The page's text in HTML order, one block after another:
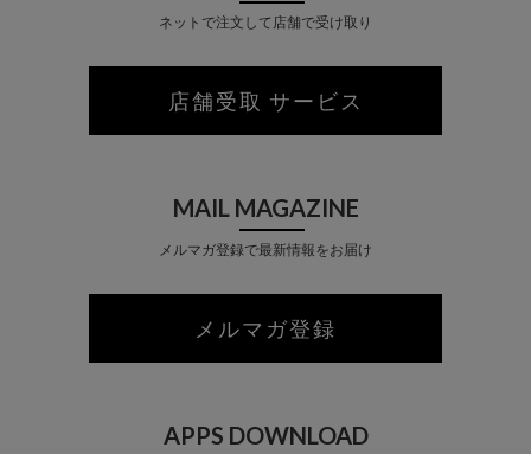
ネットで注文して店舗で受け取り
店舗受取 サービス
MAIL MAGAZINE
メルマガ登録で最新情報をお届け
メルマガ登録
APPS DOWNLOAD